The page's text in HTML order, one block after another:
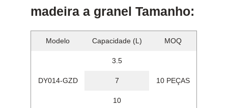
madeira a granel Tamanho:
Modelo Capacidade (L) MOQ
DY014-GZD
3.5
10 PEÇAS
7
10